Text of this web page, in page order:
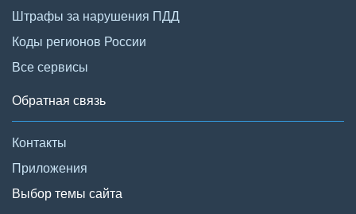
Штрафы за нарушения ПДД
Коды регионов России
Все сервисы
Обратная связь
Контакты
Приложения
Выбор темы сайта